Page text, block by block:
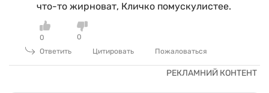
что-то жирноват, Кличко помускулистее.
0
0
Ответить
Цитировать Пожаловаться